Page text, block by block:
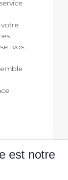
: vos
?
est notre